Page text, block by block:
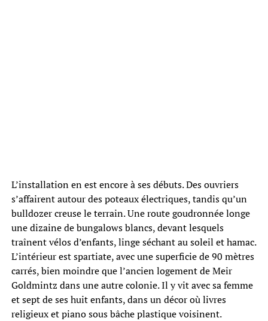
L’installation en est encore à ses débuts. Des ouvriers
s’affairent autour des poteaux électriques, tandis qu’un
bulldozer creuse le terrain. Une route goudronnée longe
une dizaine de bungalows blancs, devant lesquels
traînent vélos d’enfants, linge séchant au soleil et hamac.
L’intérieur est spartiate, avec une superficie de 90 mètres
carrés, bien moindre que l’ancien logement de Meir
Goldmintz dans une autre colonie. Il y vit avec sa femme
et sept de ses huit enfants, dans un décor où livres
religieux et piano sous bâche plastique voisinent.